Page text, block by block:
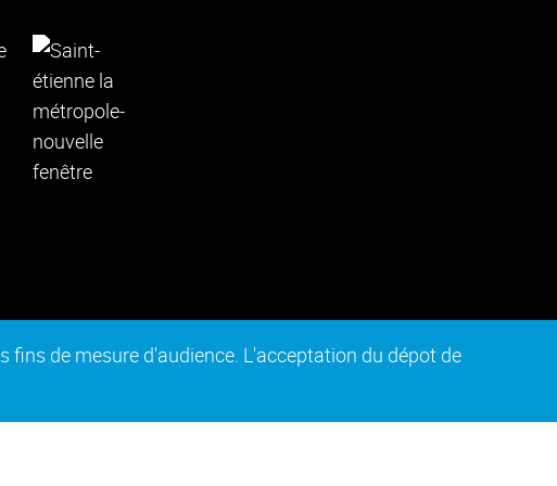
fins de mesure d'audience. L'acceptation du dépot de
: non conforme